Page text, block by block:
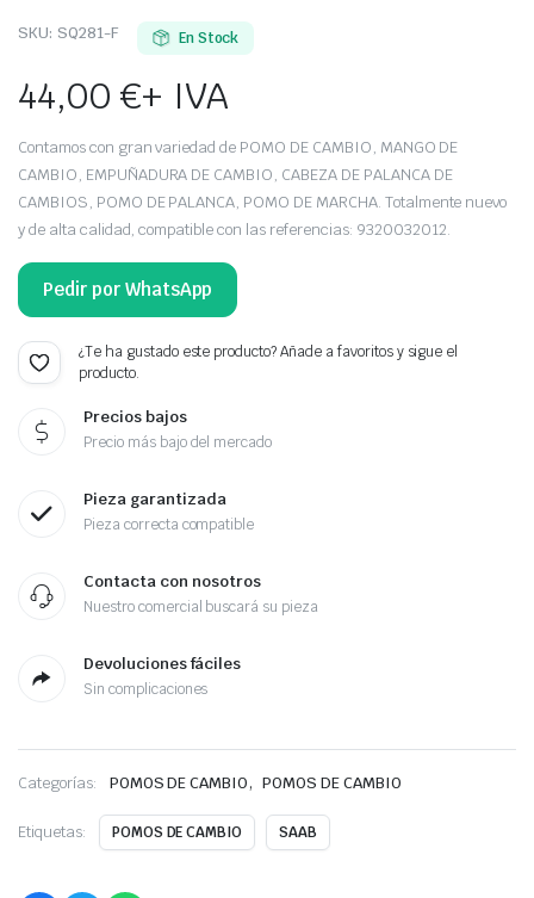
SKU: SQ281-F En Stock
44,00€+ IVA
Contamos con gran variedad de POMO DE CAMBIO, MANGO DE
CAMBIO, EMPUÑADURA DE CAMBIO, CABEZA DE PALANCA DE
CAMBIOS, POMO DE PALANCA, POMO DE MARCHA. Totalmente nuevo
y de alta calidad, compatible con las referencias: 9320032012.
Pedir por WhatsApp
¿Te ha gustado este producto? Añade a favoritos y sigue el
producto.
Precios bajos
Precio más bajo del mercado
Pieza garantizada
Pieza correcta compatible
Contacta con nosotros
Nuestro comercial buscará su pieza
Devoluciones fáciles
Sin complicaciones
Categorías: POMOS DE CAMBIO, POMOS DE CAMBIO
Etiquetas: POMOS DE CAMBIO SAAB